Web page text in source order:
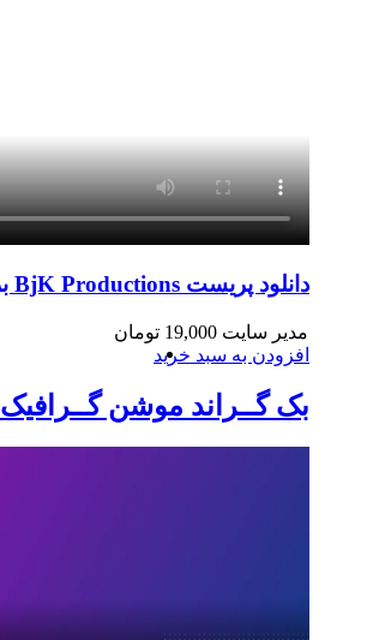
دانلود پریست BjK Productions برای پریمیر پرو
مدیر سایت 19,000 تومان
افزودن به سبد خرید
بک گــراند موشن گــرافیک